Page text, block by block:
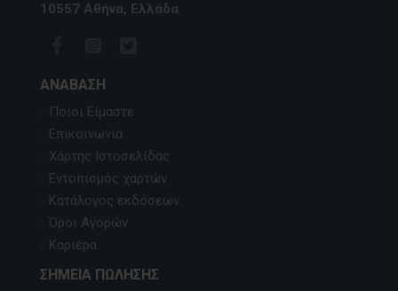
10557 Αθήνα, Ελλάδα
ΑΝΆΒΑΣΗ
Ποιοι Είμαστε
Επικοινωνία
Χάρτης Ιστοσελίδας
Εντοπισμός χαρτών
Κατάλογος εκδόσεων
Όροι Αγορών
Καριέρα
ΣΗΜΕΊΑ ΠΏΛΗΣΗΣ